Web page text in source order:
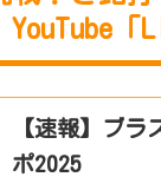
「
【速報】ブ
ポ2025